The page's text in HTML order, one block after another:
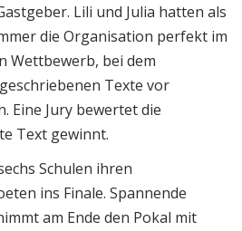
Lili und Julia hatten als
die Organisation perfekt im
Wettbewerb, bei dem
Texte vor
Eine Jury bewertet die
Text gewinnt.
Schulen ihren
ins Finale. Spannende
am Ende den Pokal mit